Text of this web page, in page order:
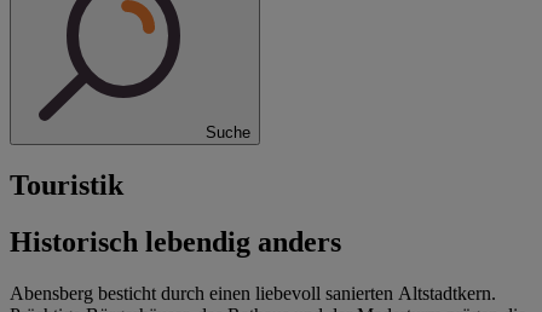
Suche
Touristik
Historisch lebendig anders
Abensberg besticht durch einen liebevoll sanierten Altstadtkern.